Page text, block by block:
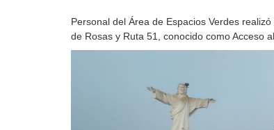
Personal del Área de Espacios Verdes
de Rosas y Ruta 51, conocido como Acceso